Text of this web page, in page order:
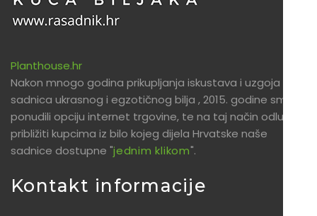
Planthouse.hr
Nakon mnogo godina prikupljanja iskustava i uzgoja
sadnica ukrasnog i egzotičnog bilja , 2015. godine smo
ponudili opciju internet trgovine, te na taj način odlučili
približiti kupcima iz bilo kojeg dijela Hrvatske naše
sadnice dostupne "jednim klikom".
Kontakt informacije